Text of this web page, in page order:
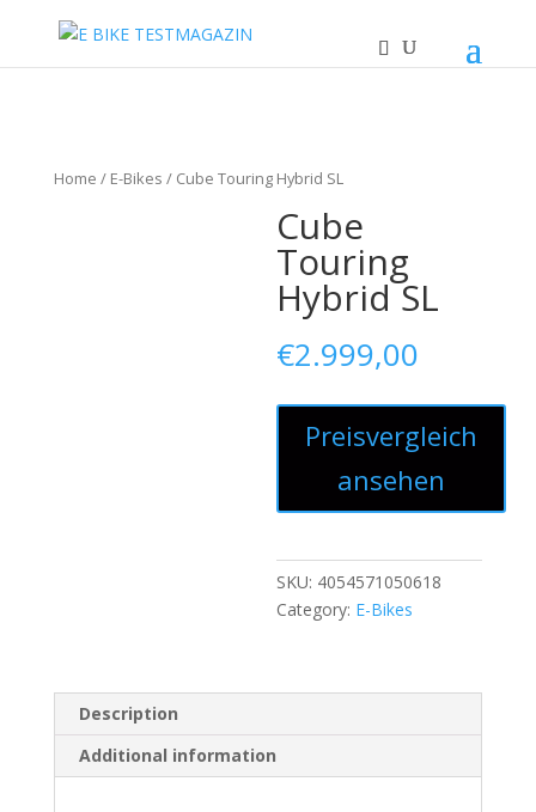
Home / E-Bikes / Cube Touring Hybrid SL
Cube
Touring
Hybrid SL
€2.999,00
Preisvergleich
ansehen
SKU: 4054571050618
Category: E-Bikes
Description
Additional information